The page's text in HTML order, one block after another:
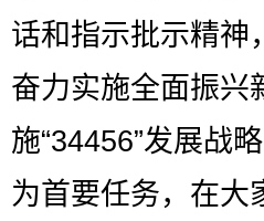
话和指示批示精神
奋力实施全面振兴
施“34456”发展战
为首要任务，在大